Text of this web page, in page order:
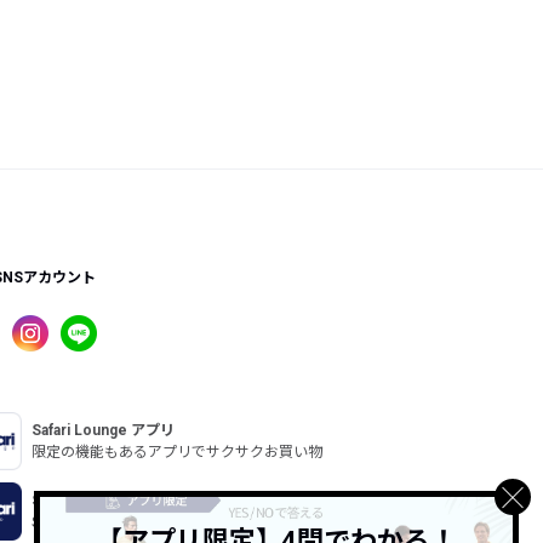
アカウント
Safari Lounge アプリ
限定の機能もあるアプリでサクサクお買い物
Safari Online
Safari公式ウェブマガジン